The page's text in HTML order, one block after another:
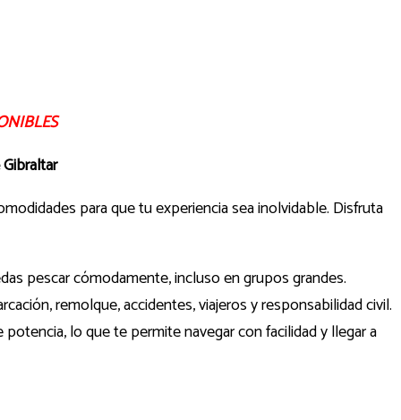
para que tu experiencia sea inolvidable. Disfruta
pescar cómodamente, incluso en grupos grandes.
remolque, accidentes, viajeros y responsabilidad civil.
lo que te permite navegar con facilidad y llegar a